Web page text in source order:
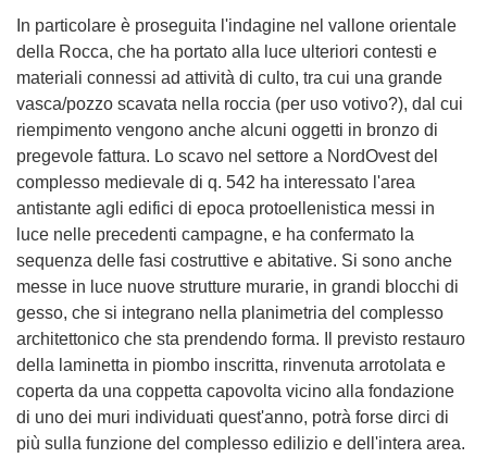
In particolare è proseguita l'indagine nel vallone orientale
della Rocca, che ha portato alla luce ulteriori contesti e
materiali connessi ad attività di culto, tra cui una grande
vasca/pozzo scavata nella roccia (per uso votivo?), dal cui
riempimento vengono anche alcuni oggetti in bronzo di
pregevole fattura. Lo scavo nel settore a NordOvest del
complesso medievale di q. 542 ha interessato l'area
antistante agli edifici di epoca protoellenistica messi in
luce nelle precedenti campagne, e ha confermato la
sequenza delle fasi costruttive e abitative. Si sono anche
messe in luce nuove strutture murarie, in grandi blocchi di
gesso, che si integrano nella planimetria del complesso
architettonico che sta prendendo forma. Il previsto restauro
della laminetta in piombo inscritta, rinvenuta arrotolata e
coperta da una coppetta capovolta vicino alla fondazione
di uno dei muri individuati quest'anno, potrà forse dirci di
più sulla funzione del complesso edilizio e dell'intera area.